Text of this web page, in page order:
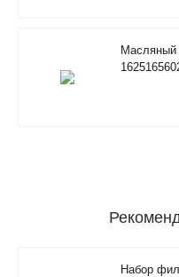
Масляный
Набор